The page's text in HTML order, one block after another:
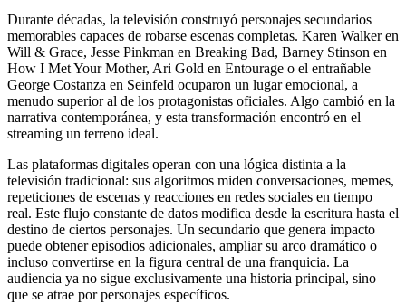
Durante décadas, la televisión construyó personajes secundarios
memorables capaces de robarse escenas completas. Karen Walker en
Will & Grace, Jesse Pinkman en Breaking Bad, Barney Stinson en
How I Met Your Mother, Ari Gold en Entourage o el entrañable
George Costanza en Seinfeld ocuparon un lugar emocional, a
menudo superior al de los protagonistas oficiales. Algo cambió en la
narrativa contemporánea, y esta transformación encontró en el
streaming un terreno ideal.
Las plataformas digitales operan con una lógica distinta a la
televisión tradicional: sus algoritmos miden conversaciones, memes,
repeticiones de escenas y reacciones en redes sociales en tiempo
real. Este flujo constante de datos modifica desde la escritura hasta el
destino de ciertos personajes. Un secundario que genera impacto
puede obtener episodios adicionales, ampliar su arco dramático o
incluso convertirse en la figura central de una franquicia. La
audiencia ya no sigue exclusivamente una historia principal, sino
que se atrae por personajes específicos.